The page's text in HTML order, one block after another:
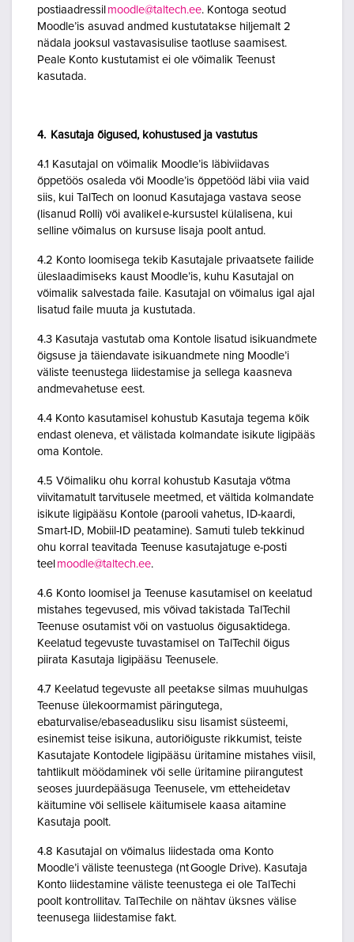
postiaadressil moodle@taltech.ee. Kontoga seotud
Moodle’is asuvad andmed kustutatakse hiljemalt 2
nädala jooksul vastavasisulise taotluse saamisest.
Peale Konto kustutamist ei ole võimalik Teenust
kasutada.
4. Kasutaja õigused, kohustused ja vastutus
4.1 Kasutajal on võimalik Moodle’is läbiviidavas
õppetöös osaleda või Moodle’is õppetööd läbi viia vaid
siis, kui TalTech on loonud Kasutajaga vastava seose
(lisanud Rolli) või avalikel e-kursustel külalisena, kui
selline võimalus on kursuse lisaja poolt antud.
4.2 Konto loomisega tekib Kasutajale privaatsete failide
üleslaadimiseks kaust Moodle’is, kuhu Kasutajal on
võimalik salvestada faile. Kasutajal on võimalus igal ajal
lisatud faile muuta ja kustutada.
4.3 Kasutaja vastutab oma Kontole lisatud isikuandmete
õigsuse ja täiendavate isikuandmete ning Moodle’i
väliste teenustega liidestamise ja sellega kaasneva
andmevahetuse eest.
4.4 Konto kasutamisel kohustub Kasutaja tegema kõik
endast oleneva, et välistada kolmandate isikute ligipääs
oma Kontole.
4.5 Võimaliku ohu korral kohustub Kasutaja võtma
viivitamatult tarvitusele meetmed, et vältida kolmandate
isikute ligipääsu Kontole (parooli vahetus, ID-kaardi,
Smart-ID, Mobiil-ID peatamine). Samuti tuleb tekkinud
ohu korral teavitada Teenuse kasutajatuge e-posti
teel moodle@taltech.ee.
4.6 Konto loomisel ja Teenuse kasutamisel on keelatud
mistahes tegevused, mis võivad takistada TalTechil
Teenuse osutamist või on vastuolus õigusaktidega.
Keelatud tegevuste tuvastamisel on TalTechil õigus
piirata Kasutaja ligipääsu Teenusele.
4.7 Keelatud tegevuste all peetakse silmas muuhulgas
Teenuse ülekoormamist päringutega,
ebaturvalise/ebaseadusliku sisu lisamist süsteemi,
esinemist teise isikuna, autoriõiguste rikkumist, teiste
Kasutajate Kontodele ligipääsu üritamine mistahes viisil,
tahtlikult möödaminek või selle üritamine piirangutest
seoses juurdepääsuga Teenusele, vm etteheidetav
käitumine või sellisele käitumisele kaasa aitamine
Kasutaja poolt.
4.8 Kasutajal on võimalus liidestada oma Konto
Moodle’i väliste teenustega (nt Google Drive). Kasutaja
Konto liidestamine väliste teenustega ei ole TalTechi
poolt kontrollitav. TalTechile on nähtav üksnes välise
teenusega liidestamise fakt.